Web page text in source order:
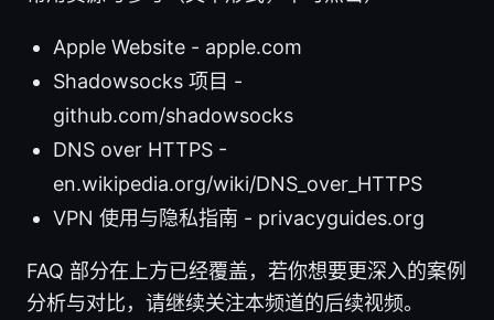
Apple Website - apple.com
Shadowsocks 项目 -
github.com/shadowsocks
DNS over HTTPS -
en.wikipedia.org/wiki/DNS_over_HTTPS
VPN 使用与隐私指南 - privacyguides.org
FAQ 部分在上方已经覆盖，若你想要更深入的案例
分析与对比，请继续关注本频道的后续视频。